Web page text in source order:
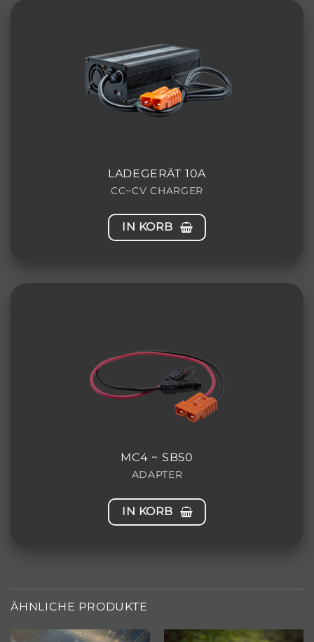
LADEGERÄT 10A
CC~CV CHARGER
IN KORB
MC4 ~ SB50
ADAPTER
IN KORB
ÄHNLICHE PRODUKTE